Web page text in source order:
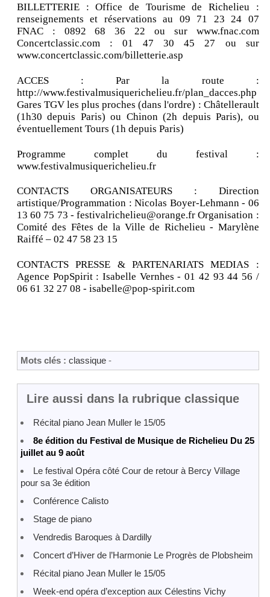
BILLETTERIE : Office de Tourisme de Richelieu :
renseignements et réservations au 09 71 23 24 07
FNAC : 0892 68 36 22 ou sur www.fnac.com
Concertclassic.com : 01 47 30 45 27 ou sur
www.concertclassic.com/billetterie.asp
ACCES : Par la route :
http://www.festivalmusiquerichelieu.fr/plan_dacces.php
Gares TGV les plus proches (dans l'ordre) : Châtellerault
(1h30 depuis Paris) ou Chinon (2h depuis Paris), ou
éventuellement Tours (1h depuis Paris)
Programme complet du festival :
www.festivalmusiquerichelieu.fr
CONTACTS ORGANISATEURS : Direction
artistique/Programmation : Nicolas Boyer-Lehmann - 06
13 60 75 73 - festivalrichelieu@orange.fr Organisation :
Comité des Fêtes de la Ville de Richelieu - Marylène
Raiffé – 02 47 58 23 15
CONTACTS PRESSE & PARTENARIATS MEDIAS :
Agence PopSpirit : Isabelle Vernhes - 01 42 93 44 56 /
06 61 32 27 08 - isabelle@pop-spirit.com
Mots clés : classique -
Lire aussi dans la rubrique classique
Récital piano Jean Muller le 15/05
8e édition du Festival de Musique de Richelieu Du 25
juillet au 9 août
Le festival Opéra côté Cour de retour à Bercy Village
pour sa 3e édition
Conférence Calisto
Stage de piano
Vendredis Baroques à Dardilly
Concert d’Hiver de l’Harmonie Le Progrès de Plobsheim
Récital piano Jean Muller le 15/05
Week-end opéra d’exception aux Célestins Vichy